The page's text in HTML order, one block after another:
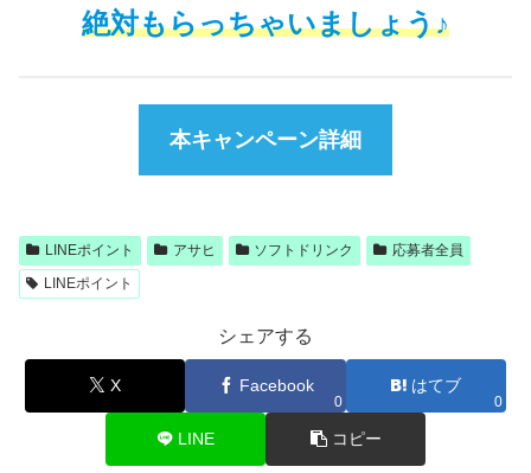
絶対もらっちゃいましょう♪
本キャンペーン詳細
LINEポイント アサヒ ソフトドリンク
応募者全員
LINEポイント
シェアする
X Facebook
0
はてブ
0
LINE コピー